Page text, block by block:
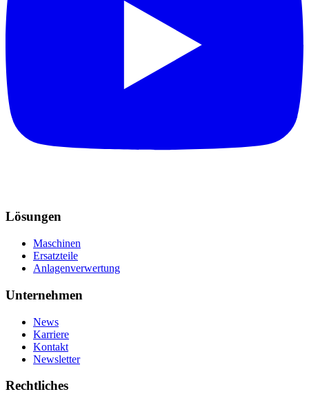
Lösungen
Maschinen
Ersatzteile
Anlagenverwertung
Unternehmen
News
Karriere
Kontakt
Newsletter
Rechtliches